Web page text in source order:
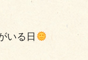
いる日